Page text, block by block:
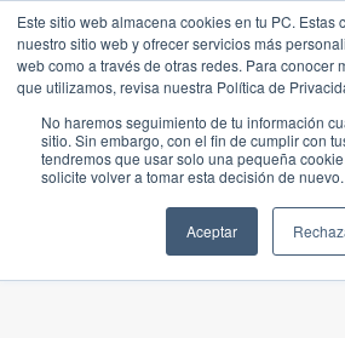
Este sitio web almacena cookies en tu PC. Estas
nuestro sitio web y ofrecer servicios más
web como a través de otras redes. Para conocer
que utilizamos, revisa nuestra Política de
No haremos seguimiento de tu información
sitio. Sin embargo, con el fin de cumplir con
tendremos que usar solo una pequeña
solicite volver a tomar esta decisión de nuevo.
Aceptar